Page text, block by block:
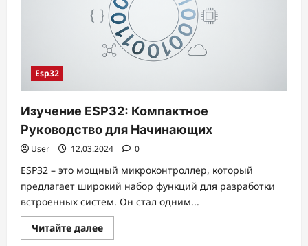
Esp32
Изучение ESP32: Компактное
Руководство для Начинающих
User 12.03.2024 0
ESP32 – это мощный микроконтроллер, который
предлагает широкий набор функций для разработки
встроенных систем. Он стал одним...
Читайте далееПрочитать
больше